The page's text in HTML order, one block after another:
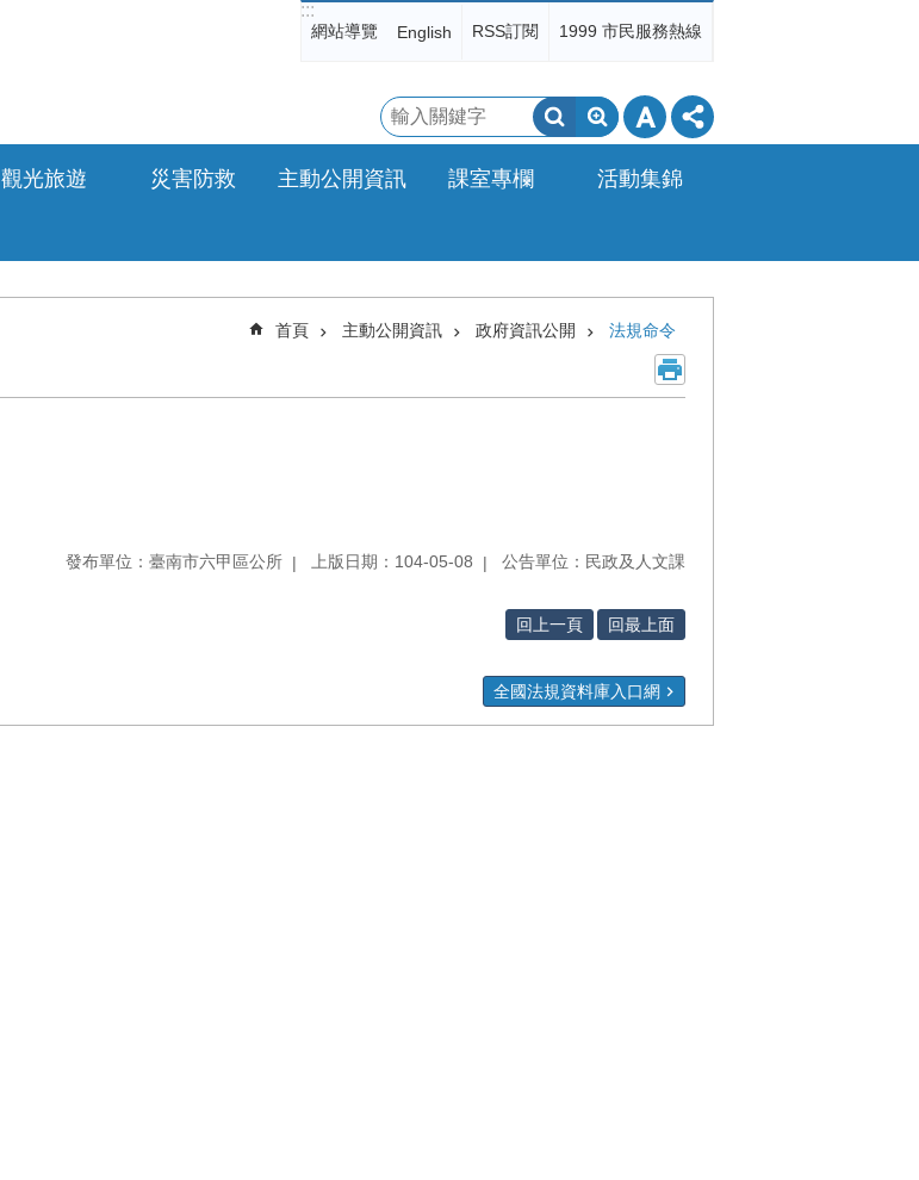
:::
網站導覽 English RSS訂閱 1999 市民服務熱線
搜
尋
觀光旅遊 災害防救 主動公開資訊 課室專欄 活動集錦
首頁 主動公開資訊 政府資訊公開 法規命令
發布單位：臺南市六甲區公所 上版日期：104-05-08 公告單位：民政及人文課
回上一頁 回最上面
全國法規資料庫入口網